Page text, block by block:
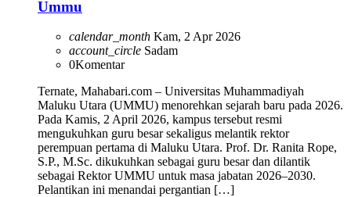
Ummu
calendar_month Kam, 2 Apr 2026
account_circle Sadam
0Komentar
Ternate, Mahabari.com – Universitas Muhammadiyah
Maluku Utara (UMMU) menorehkan sejarah baru pada 2026.
Pada Kamis, 2 April 2026, kampus tersebut resmi
mengukuhkan guru besar sekaligus melantik rektor
perempuan pertama di Maluku Utara. Prof. Dr. Ranita Rope,
S.P., M.Sc. dikukuhkan sebagai guru besar dan dilantik
sebagai Rektor UMMU untuk masa jabatan 2026–2030.
Pelantikan ini menandai pergantian […]